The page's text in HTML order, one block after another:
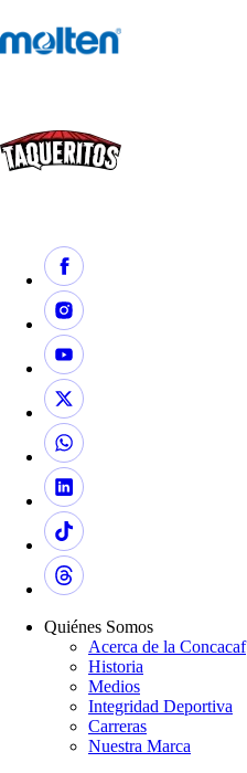
Quiénes Somos
Acerca de la Concacaf
Historia
Medios
Integridad Deportiva
Carreras
Nuestra Marca